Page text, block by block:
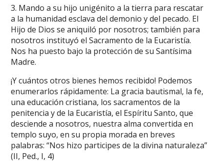
3. Mando a su hijo unigénito a la tierra para rescatar
a la humanidad esclava del demonio y del pecado. El
Hijo de Dios se aniquiló por nosotros; también para
nosotros instituyó el Sacramento de la Eucaristía.
Nos ha puesto bajo la protección de su Santísima
Madre.
¡Y cuántos otros bienes hemos recibido! Podemos
enumerarlos rápidamente: La gracia bautismal, la fe,
una educación cristiana, los sacramentos de la
penitencia y de la Eucaristía, el Espíritu Santo, que
desciende a nosotros, nuestra alma convertida en
templo suyo, en su propia morada en breves
palabras: “Nos hizo participes de la divina naturaleza”
(II, Ped., I, 4)